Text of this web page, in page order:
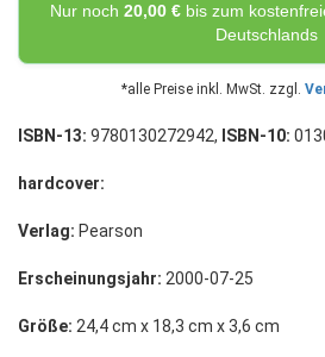
Nur noch 20,00 € bis zum
Deutschlands
*alle Preise inkl. MwSt. zzgl.
ISBN-13: 9780130272942, ISBN-10:
hardcover:
Verlag: Pearson
Erscheinungsjahr: 2000-07-25
Größe: 24,4 cm x 18,3 cm x 3,6 cm